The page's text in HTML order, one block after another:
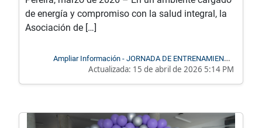
de energía y compromiso con la salud integral, la
Asociación de […]
Ampliar Información - JORNADA DE ENTRENAMIENTO
FUNCIONAL ORGANIZADA POR LA ASEUTP
Actualizada: 15 de abril de 2026 5:14 PM